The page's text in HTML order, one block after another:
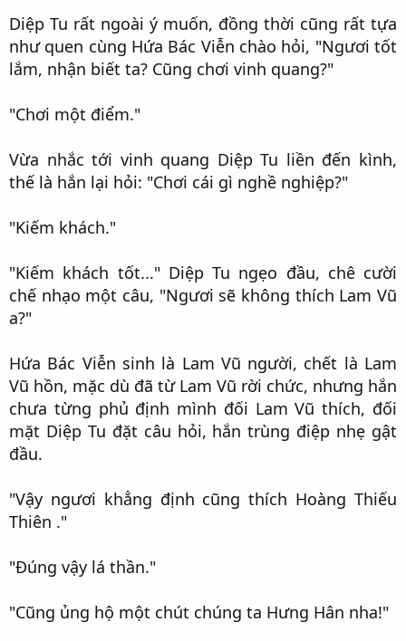
Diệp Tu rất ngoài ý muốn, đồng thời cũng rất tựa
như quen cùng Hứa Bác Viễn chào hỏi, "Ngươi tốt
lắm, nhận biết ta? Cũng chơi vinh quang?"​
"Chơi một điểm."​
Vừa nhắc tới vinh quang Diệp Tu liền đến kình,
thế là hắn lại hỏi: "Chơi cái gì nghề nghiệp?"​
"Kiếm khách."​
"Kiếm khách tốt..." Diệp Tu ngẹo đầu, chê cười
chế nhạo một câu, "Ngươi sẽ không thích Lam Vũ
a?"​
Hứa Bác Viễn sinh là Lam Vũ người, chết là Lam
Vũ hồn, mặc dù đã từ Lam Vũ rời chức, nhưng hắn
chưa từng phủ định mình đối Lam Vũ thích, đối
mặt Diệp Tu đặt câu hỏi, hắn trùng điệp nhẹ gật
đầu.​
"Vậy ngươi khẳng định cũng thích Hoàng Thiếu
Thiên ."​
"Đúng vậy lá thần."​
"Cũng ủng hộ một chút chúng ta Hưng Hân nha!"​